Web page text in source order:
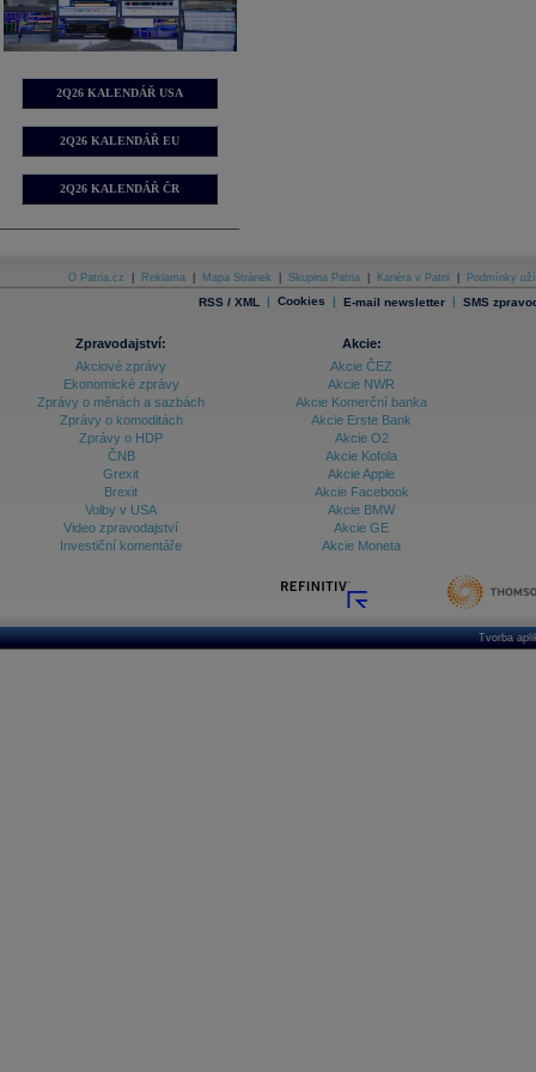
2Q26 KALENDÁŘ USA
2Q26 KALENDÁŘ EU
2Q26 KALENDÁŘ ČR
O Patria.cz Reklama Mapa Stránek Skupina Patria Kariéra v Patrii Podmínky
RSS / XML | Cookies | E-mail newsletter | SMS
Zpravodajství:
Akciové zprávy
Ekonomické zprávy
Zprávy o měnách a sazbách
Zprávy o komoditách
Zprávy o HDP
ČNB
Grexit
Brexit
Volby v USA
Video zpravodajství
Investiční komentáře
Akcie:
Akcie ČEZ
Akcie NWR
Akcie Komerční banka
Akcie Erste Bank
Akcie O2
Akcie Kofola
Akcie Apple
Akcie Facebook
Akcie BMW
Akcie GE
Akcie Moneta
Tvorba